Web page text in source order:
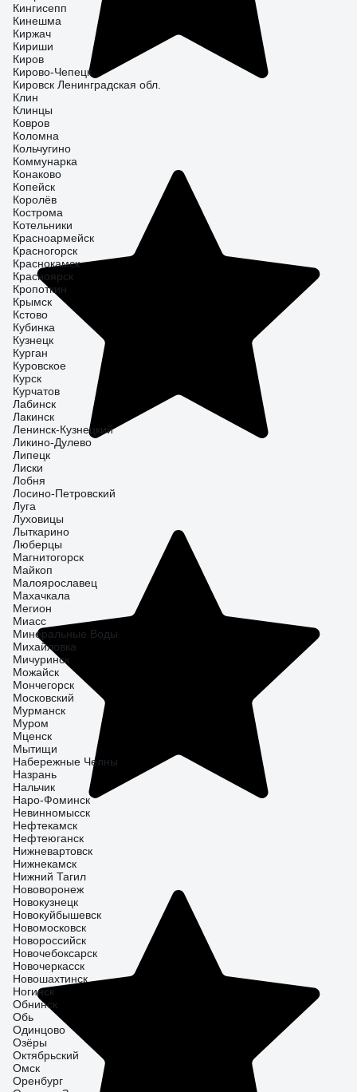
Кингисепп
Кинешма
Киржач
Кириши
Киров
Кирово-Чепецк
Кировск Ленинградская обл.
Клин
Клинцы
Ковров
Коломна
Кольчугино
Коммунарка
Конаково
Копейск
Королёв
Кострома
Котельники
Красноармейск
Красногорск
Краснокамск
Красноярск
Кропоткин
Крымск
Кстово
Кубинка
Кузнецк
Курган
Куровское
Курск
Курчатов
Лабинск
Лакинск
Ленинск-Кузнецкий
Ликино-Дулево
Липецк
Лиски
Лобня
Лосино-Петровский
Луга
Луховицы
Лыткарино
Люберцы
Магнитогорск
Майкоп
Малоярославец
Махачкала
Мегион
Миасс
Минеральные Воды
Михайловка
Мичуринск
Можайск
Мончегорск
Московский
Мурманск
Муром
Мценск
Мытищи
Набережные Челны
Назрань
Нальчик
Наро-Фоминск
Невинномысск
Нефтекамск
Нефтеюганск
Нижневартовск
Нижнекамск
Нижний Тагил
Нововоронеж
Новокузнецк
Новокуйбышевск
Новомосковск
Новороссийск
Новочебоксарск
Новочеркасск
Новошахтинск
Ногинск
Обнинск
Обь
Одинцово
Озёры
Октябрьский
Омск
Оренбург